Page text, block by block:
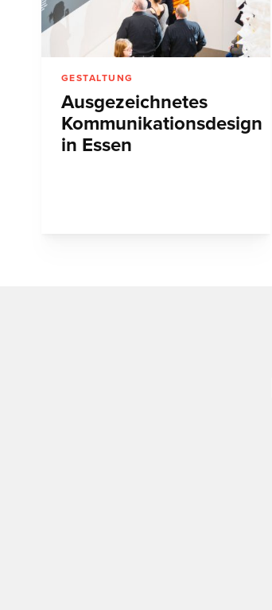
GESTALTUNG
Ausgezeichnetes
Kommunikationsdesign
in Essen